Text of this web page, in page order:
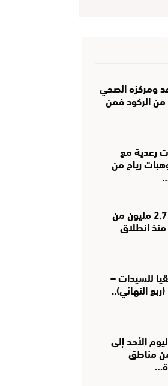
ومركزه الصحي
من الركود فمن
رعدية مع
رياح من
دخول أزيد من 2,7 مليون من
منذ انطلاق
للسيدات –
المغرب 2026 (ربع النهائي)..
الأحد إلى
من مناطق